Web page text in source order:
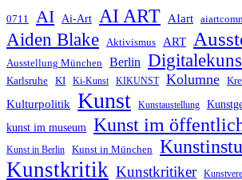
0711 AI Ai-Art AI ART AIart
Aiden Blake Aktivismus ART
Ausstellung München Berlin
Karlsruhe KI Ki-Kunst KIKUNST Kolumne
Kulturpolitik Kunst Kunstaustellung
kunst im museum Kunst im
Kunst in Berlin Kunst in München
Kunstkritik Kunstkritiker